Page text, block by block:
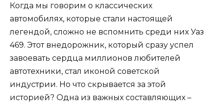
Когда мы говорим о классических
автомобилях, которые стали настоящей
легендой, сложно не вспомнить среди них Уаз
469. Этот внедорожник, который сразу успел
завоевать сердца миллионов любителей
автотехники, стал иконой советской
индустрии. Но что скрывается за этой
историей? Одна из важных составляющих –